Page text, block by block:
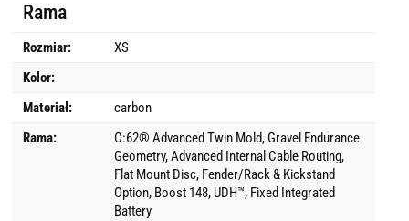
Rama
Rozmiar:
XS
Kolor:
Materiał:
carbon
Rama:
C:62® Advanced Twin Mold, Gravel Endurance
Geometry, Advanced Internal Cable Routing,
Flat Mount Disc, Fender/Rack & Kickstand
Option, Boost 148, UDH™, Fixed Integrated
Battery